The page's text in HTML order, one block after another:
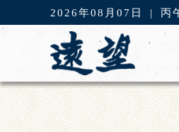
2026年08月07日 | 丙